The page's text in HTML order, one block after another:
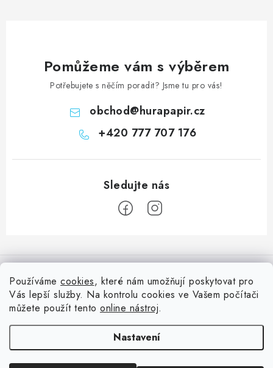
Používáme cookies, které nám umožňují poskytovat pro
Vás lepší služby. Na kontrolu cookies ve Vašem počítači
můžete použít tento online nástroj.
Nastavení
Pomůžeme vám s výběrem
Potřebujete s něčím poradit? Jsme tu pro vás!
obchod@hurapapir.cz
+420 777 707 176
á
Doprava
Oblíbené ♥️
Nepřehlédněte
Blog s nápady a návody
Slovník pojmů, české návody